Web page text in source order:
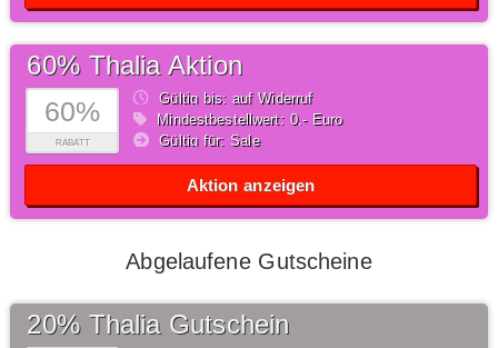
60%
RABATT
60% Thalia Aktion
Gültig bis: auf Widerruf
Mindestbestellwert: 0,- Euro
Gültig für: Sale
Aktion anzeigen
Abgelaufene Gutscheine
20% Thalia Gutschein